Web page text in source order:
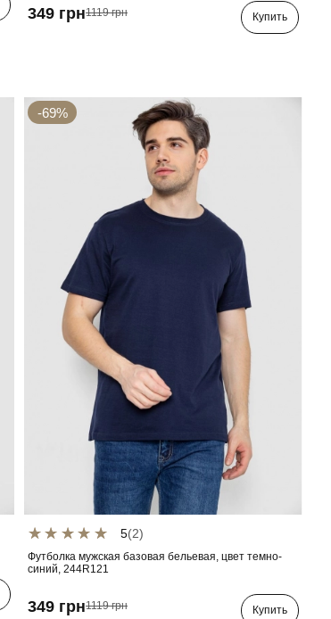
349 грн1119 грн Купить
-69%
5(2)
Футболка мужская базовая бельевая, цвет темно-
синий, 244R121
349 грн1119 грн Купить